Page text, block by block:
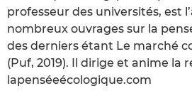
professeur des universités, est
nombreux ouvrages sur la
des derniers étant Le marché
(Puf, 2019). Il dirige et anime la
lapenséeécologique.com